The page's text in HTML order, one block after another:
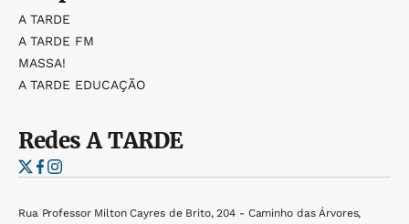
A TARDE
A TARDE FM
MASSA!
A TARDE EDUCAÇÃO
RedesA TARDE
Rua Professor Milton Cayres de Brito, 204 - Caminho das Árvores,